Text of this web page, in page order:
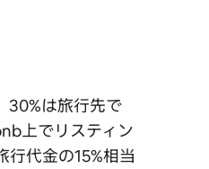
30%は旅行先で
上でリスティン
代金の15%相当